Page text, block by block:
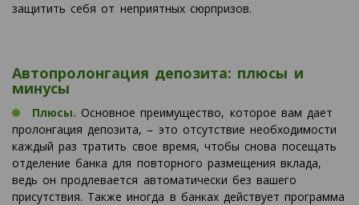
защитить себя от неприятных сюрпризов.
Автопролонгация депозита: плюсы и
минусы
Плюсы. Основное преимущество, которое вам дает
пролонгация депозита, – это отсутствие необходимости
каждый раз тратить свое время, чтобы снова посещать
отделение банка для повторного размещения вклада,
ведь он продлевается автоматически без вашего
присутствия. Также иногда в банках действует программа